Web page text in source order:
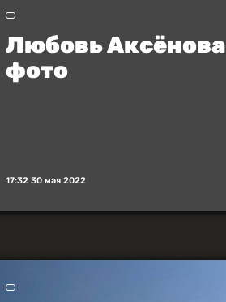
Любовь Аксёнова
фото
17:32 30 мая 2022